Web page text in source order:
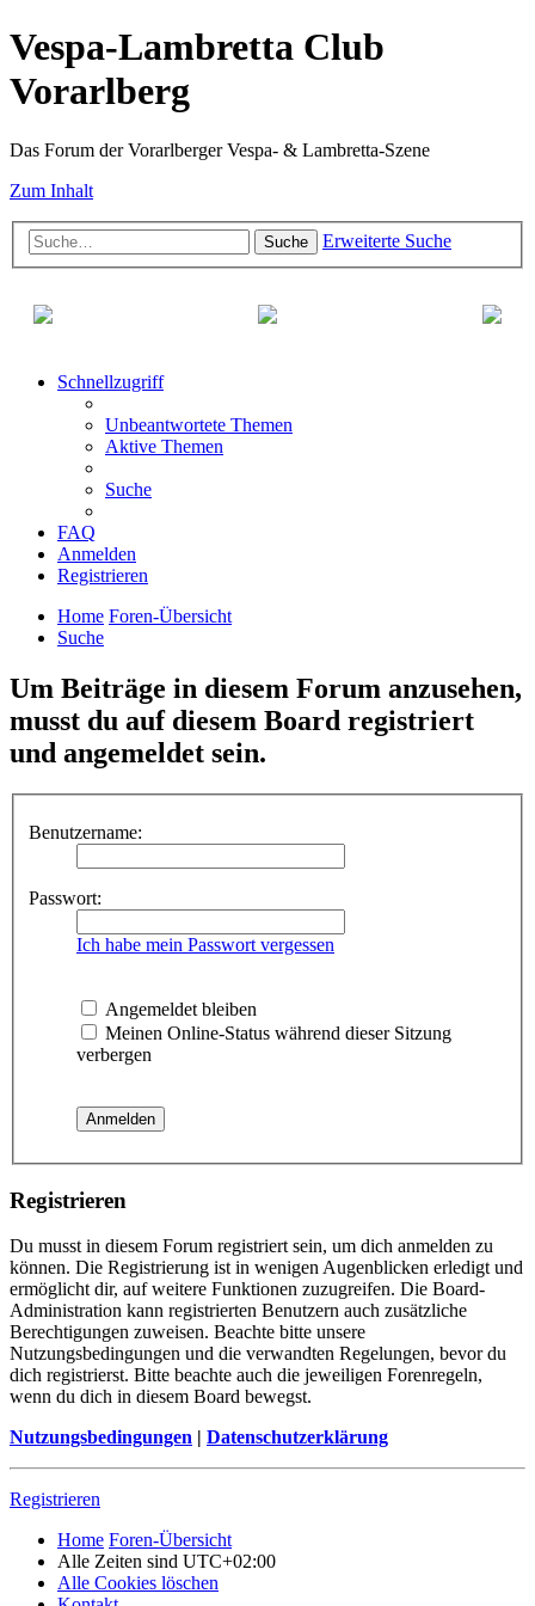
Vespa-Lambretta Club
Vorarlberg
Das Forum der Vorarlberger Vespa- & Lambretta-Szene
Zum Inhalt
Suche Erweiterte Suche
Schnellzugriff
Unbeantwortete Themen
Aktive Themen
Suche
FAQ
Anmelden
Registrieren
Home Foren-Übersicht
Suche
Um Beiträge in diesem Forum anzusehen,
musst du auf diesem Board registriert
und angemeldet sein.
Benutzername:
Passwort:
Ich habe mein Passwort vergessen
Angemeldet bleiben
Meinen Online-Status während dieser Sitzung
verbergen
Registrieren
Du musst in diesem Forum registriert sein, um dich anmelden zu
können. Die Registrierung ist in wenigen Augenblicken erledigt und
ermöglicht dir, auf weitere Funktionen zuzugreifen. Die Board-
Administration kann registrierten Benutzern auch zusätzliche
Berechtigungen zuweisen. Beachte bitte unsere
Nutzungsbedingungen und die verwandten Regelungen, bevor du
dich registrierst. Bitte beachte auch die jeweiligen Forenregeln,
wenn du dich in diesem Board bewegst.
Nutzungsbedingungen | Datenschutzerklärung
Registrieren
Home Foren-Übersicht
Alle Zeiten sind UTC+02:00
Alle Cookies löschen